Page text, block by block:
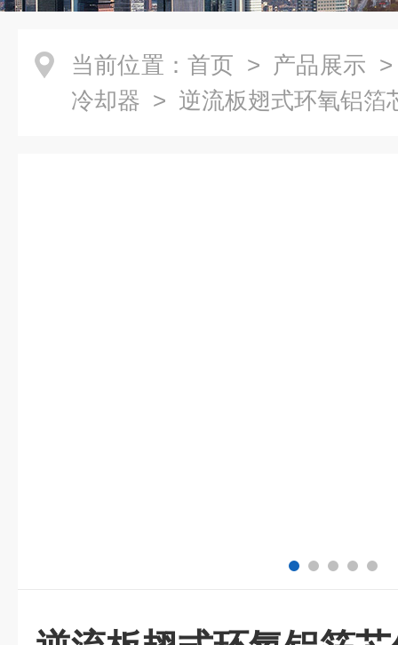
当前位置： 首页 > 产品展示
冷却器 > 逆流板翅式环氧铝箔